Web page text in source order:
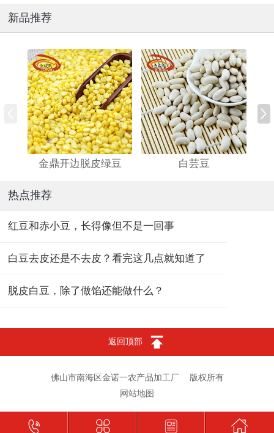
新品推荐
金鼎开边脱皮绿豆 白芸豆
热点推荐
红豆和赤小豆，长得像但不是一回事
白豆去皮还是不去皮？看完这几点就知道了
脱皮白豆，除了做馅还能做什么？
返回顶部
佛山市南海区金诺一农产品加工厂
版权所有
网站地图